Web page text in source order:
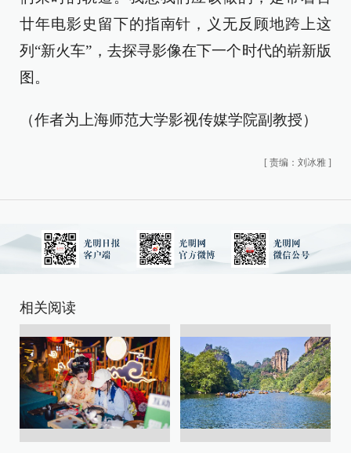
廿年电影史留下的指南针，义无反顾地跨上这
列“新火车”，去探寻影像在下一个时代的崭新版
图。
（作者为上海师范大学影视传媒学院副教授）
[ 责编：刘冰雅 ]
相关阅读